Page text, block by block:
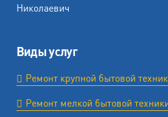
Николаевич
Виды услуг
Ремонт крупной бытовой
Ремонт мелкой бытовой